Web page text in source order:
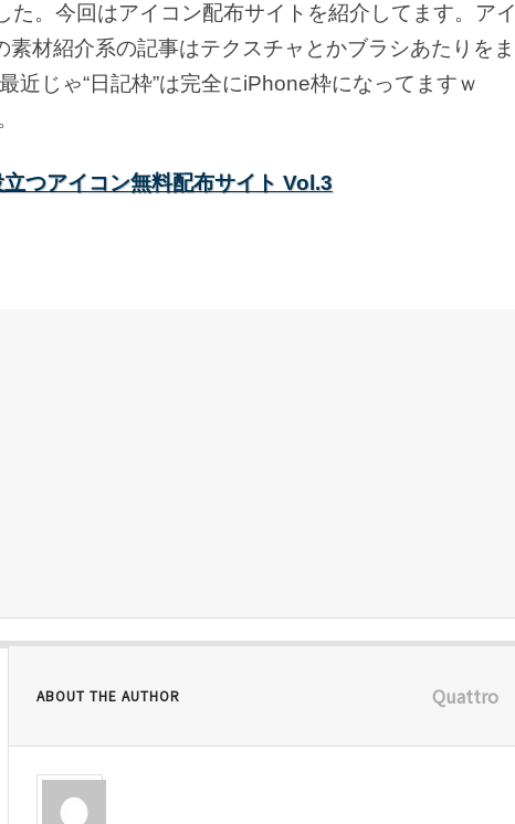
た。今回はアイコン配布サイトを紹介してます。アイ
材紹介系の記事はテクスチャとかブラシあたりをま
近じゃ“日記枠”は完全にiPhone枠になってますｗ
つアイコン無料配布サイト Vol.3
ABOUT THE AUTHOR Quattro